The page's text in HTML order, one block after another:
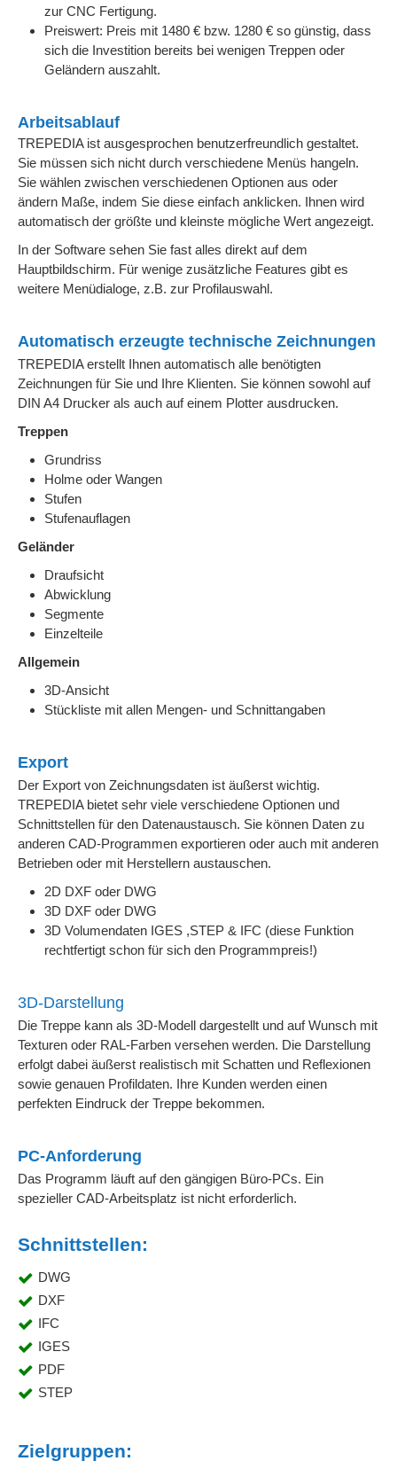
zur CNC Fertigung.
Preiswert: Preis mit 1480 € bzw. 1280 € so günstig, dass
sich die Investition bereits bei wenigen Treppen oder
Geländern auszahlt.
Arbeitsablauf
TREPEDIA ist ausgesprochen benutzerfreundlich gestaltet.
Sie müssen sich nicht durch verschiedene Menüs hangeln.
Sie wählen zwischen verschiedenen Optionen aus oder
ändern Maße, indem Sie diese einfach anklicken. Ihnen wird
automatisch der größte und kleinste mögliche Wert angezeigt.
In der Software sehen Sie fast alles direkt auf dem
Hauptbildschirm. Für wenige zusätzliche Features gibt es
weitere Menüdialoge, z.B. zur Profilauswahl.
Automatisch erzeugte technische Zeichnungen
TREPEDIA erstellt Ihnen automatisch alle benötigten
Zeichnungen für Sie und Ihre Klienten. Sie können sowohl auf
DIN A4 Drucker als auch auf einem Plotter ausdrucken.
Treppen
Grundriss
Holme oder Wangen
Stufen
Stufenauflagen
Geländer
Draufsicht
Abwicklung
Segmente
Einzelteile
Allgemein
3D-Ansicht
Stückliste mit allen Mengen- und Schnittangaben
Export
Der Export von Zeichnungsdaten ist äußerst wichtig.
TREPEDIA bietet sehr viele verschiedene Optionen und
Schnittstellen für den Datenaustausch. Sie können Daten zu
anderen CAD-Programmen exportieren oder auch mit anderen
Betrieben oder mit Herstellern austauschen.
2D DXF oder DWG
3D DXF oder DWG
3D Volumendaten IGES ,STEP & IFC (diese Funktion
rechtfertigt schon für sich den Programmpreis!)
3D-Darstellung
Die Treppe kann als 3D-Modell dargestellt und auf Wunsch mit
Texturen oder RAL-Farben versehen werden. Die Darstellung
erfolgt dabei äußerst realistisch mit Schatten und Reflexionen
sowie genauen Profildaten. Ihre Kunden werden einen
perfekten Eindruck der Treppe bekommen.
PC-Anforderung
Das Programm läuft auf den gängigen Büro-PCs. Ein
spezieller CAD-Arbeitsplatz ist nicht erforderlich.
Schnittstellen:
DWG
DXF
IFC
IGES
PDF
STEP
Zielgruppen: